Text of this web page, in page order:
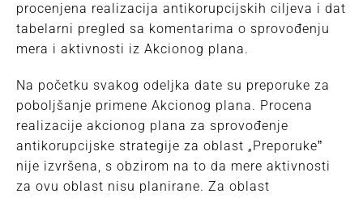
procenjena realizacija antikorupcijskih ciljeva i dat
tabelarni pregled sa komentarima o sprovođenju
mera i aktivnosti iz Akcionog plana.
Na početku svakog odeljka date su preporuke za
poboljšanje primene Akcionog plana. Procena
realizacije akcionog plana za sprovođenje
antikorupcijske strategije za oblast „Preporukeˮ
nije izvršena, s obzirom na to da mere aktivnosti
za ovu oblast nisu planirane. Za oblast